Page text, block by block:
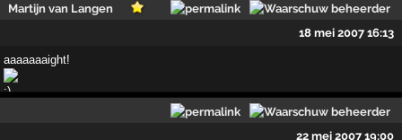
Martijn van Langen
18 mei 2007 16:13
aaaaaaaight!
22 mei 2007 19:00